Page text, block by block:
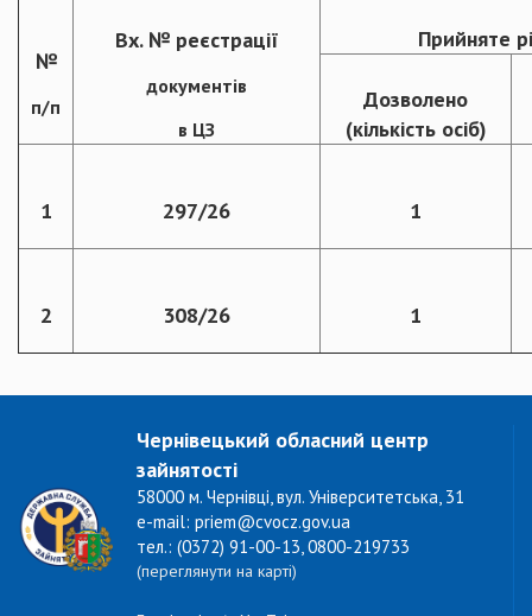
№
п/п
Вх. № реєстрації
документів
в ЦЗ
Прийняте
Дозволено
(кількість осіб)
1 297/26 1
2 308/26 1
Чернівецький обласний центр
зайнятості
58000 м. Чернівці, вул. Університетська, 31
e-mail: priem@cvocz.gov.ua
тел.: (0372) 91-00-13, 0800-219733
(переглянути на карті)